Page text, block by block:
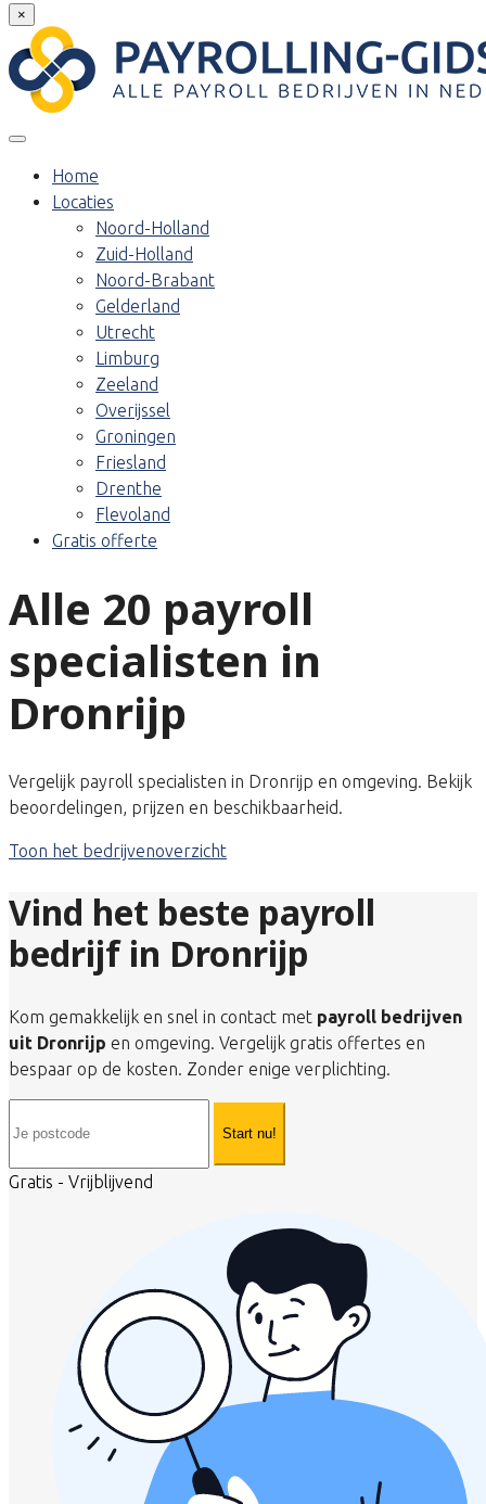
×
Home
Locaties
Noord-Holland
Zuid-Holland
Noord-Brabant
Gelderland
Utrecht
Limburg
Zeeland
Overijssel
Groningen
Friesland
Drenthe
Flevoland
Gratis offerte
Alle 20 payroll
specialisten in
Dronrijp
Vergelijk payroll specialisten in Dronrijp en omgeving. Bekijk
beoordelingen, prijzen en beschikbaarheid.
Toon het bedrijvenoverzicht
Vind het beste payroll
bedrijf in Dronrijp
Kom gemakkelijk en snel in contact met payroll bedrijven
uit Dronrijp en omgeving. Vergelijk gratis offertes en
bespaar op de kosten. Zonder enige verplichting.
Start nu!
Gratis - Vrijblijvend